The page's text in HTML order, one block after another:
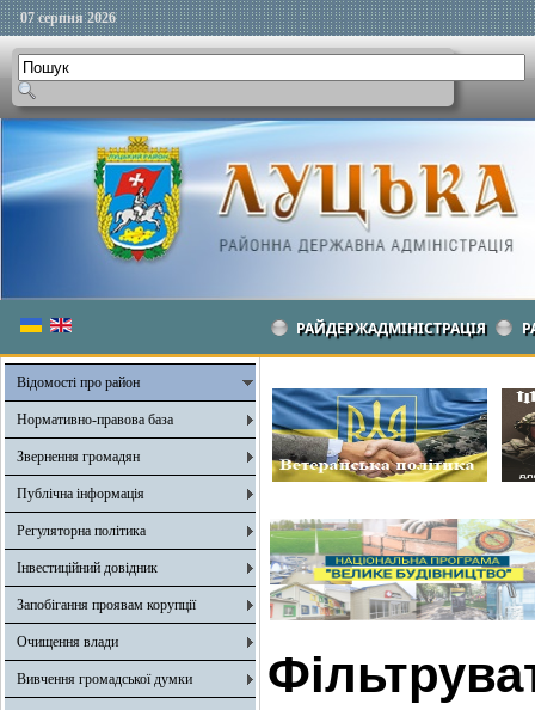
07 серпня 2026
РАЙДЕРЖАДМІНІСТРАЦІЯ
Відомості про район
Нормативно-правова база
Звернення громадян
Публічна інформація
Регуляторна політика
Інвестиційний довідник
Запобігання проявам корупції
Очищення влади
Вивчення громадської думки